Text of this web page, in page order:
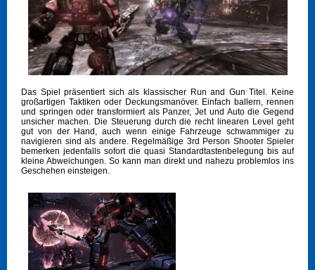
Das Spiel präsentiert sich als klassischer Run and Gun Titel. Keine
großartigen Taktiken oder Deckungsmanöver. Einfach ballern, rennen
und springen oder transformiert als Panzer, Jet und Auto die Gegend
unsicher machen. Die Steuerung durch die recht linearen Level geht
gut von der Hand, auch wenn einige Fahrzeuge schwammiger zu
navigieren sind als andere. Regelmäßige 3rd Person Shooter Spieler
bemerken jedenfalls sofort die quasi Standardtastenbelegung bis auf
kleine Abweichungen. So kann man direkt und nahezu problemlos ins
Geschehen einsteigen.